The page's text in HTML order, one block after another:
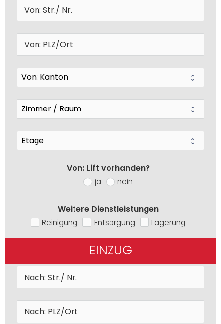
Von: Lift vorhanden?
ja nein
Weitere Dienstleistungen
Reinigung Entsorgung Lagerung
EINZUG